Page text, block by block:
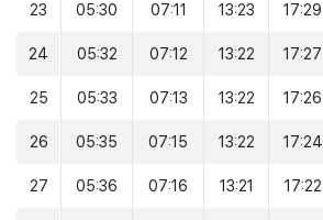
23 05:30 07:11 13:23 17:29
24 05:32 07:12 13:22 17:27
25 05:33 07:13 13:22 17:26
26 05:35 07:15 13:22 17:24
27 05:36 07:16 13:21 17:22